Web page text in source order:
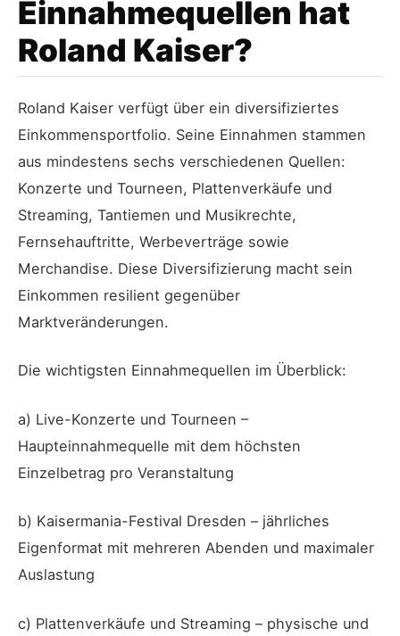
Einnahmequellen hat
Roland Kaiser?
Roland Kaiser verfügt über ein diversifiziertes
Einkommensportfolio. Seine Einnahmen stammen
aus mindestens sechs verschiedenen Quellen:
Konzerte und Tourneen, Plattenverkäufe und
Streaming, Tantiemen und Musikrechte,
Fernsehauftritte, Werbeverträge sowie
Merchandise. Diese Diversifizierung macht sein
Einkommen resilient gegenüber
Marktveränderungen.
Die wichtigsten Einnahmequellen im Überblick:
a) Live-Konzerte und Tourneen –
Haupteinnahmequelle mit dem höchsten
Einzelbetrag pro Veranstaltung
b) Kaisermania-Festival Dresden – jährliches
Eigenformat mit mehreren Abenden und maximaler
Auslastung
c) Plattenverkäufe und Streaming – physische und